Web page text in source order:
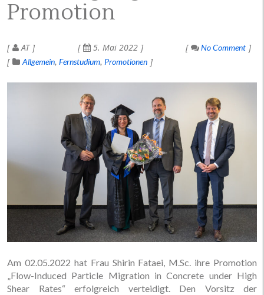
Promotion
AT 5. Mai 2022
No Comment
Allgemein Fernstudium Promotionen
Am 02.05.2022 hat Frau Shirin Fataei, M.Sc. ihre Promotion
„Flow-Induced Particle Migration in Concrete under High
Shear Rates“ erfolgreich verteidigt. Den Vorsitz der